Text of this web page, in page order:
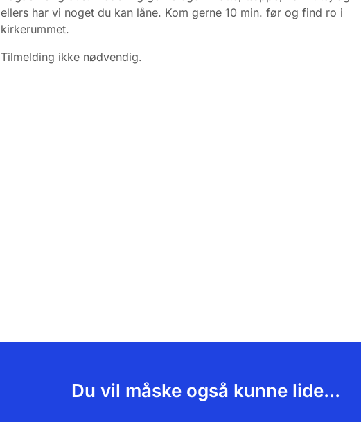
ellers har vi noget du kan låne. Kom gerne 10 min. før og find ro i
kirkerummet.
Tilmelding ikke nødvendig.
Du vil måske også kunne lide...